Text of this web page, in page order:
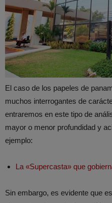
El caso de los papeles de
muchos interrogantes de
entraremos en este tipo de
mayor o menor profundidad y
ejemplo:
La «Supercasta» que
Sin embargo, es evidente que